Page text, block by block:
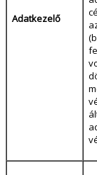
Adatkezelő